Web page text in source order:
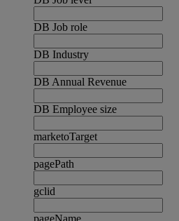
DB Job role
DB Industry
DB Annual Revenue
DB Employee size
marketoTarget
pagePath
gclid
pageName